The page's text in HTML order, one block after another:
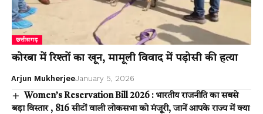
छत्तीसगढ़
कोरबा में रिश्तों का खून, मामूली विवाद में पड़ोसी की हत्या
Arjun MukherjeeJanuary 5, 2026
Women’s Reservation Bill 2026 : भारतीय राजनीति का सबसे
बड़ा विस्तार , 816 सीटों वाली लोकसभा को मंजूरी, जानें आपके राज्य में क्या